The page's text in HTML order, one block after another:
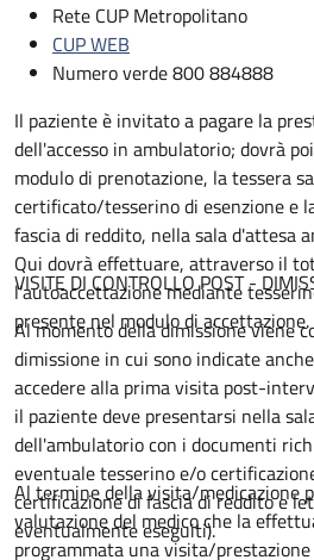
Rete CUP Metropolitano
CUP WEB
Numero verde 800 884888
Il paziente è invitato a pagare la
dell'accesso in ambulatorio; dovrà
modulo di prenotazione, la tessera
certificato/tesserino di esenzione e
fascia di reddito, nella sala d'attesa
Qui dovrà effettuare, attraverso il
l'autoaccettazione mediante
presente nel modulo di accettazione.
VISITE DI CONTROLLO POST -
Al momento della dimissione viene
dimissione in cui sono indicate
accedere alla prima visita post-
il paziente deve presentarsi nella
dell'ambulatorio con i documenti
eventuale tesserino e/o
certificazione di fascia di reddito e
eventualmente eseguiti).
Al termine della visita/medicazione
valutazione del medico che la
programmata una visita/